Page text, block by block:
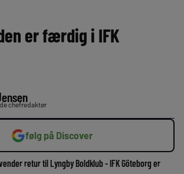
er færdig i IFK
chefredaktør
følg på Discover
retur til Lyngby Boldklub - IFK Göteborg er